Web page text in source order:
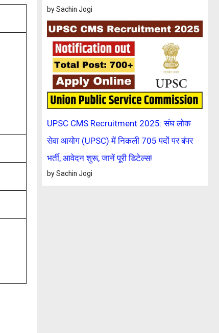
by Sachin Jogi
UPSC CMS Recruitment 2025: संघ लोक
सेवा आयोग (UPSC) में निकली 705 पदों पर बंपर
भर्ती, आवेदन शुरू, जानें पूरी डिटेल्स!
by Sachin Jogi